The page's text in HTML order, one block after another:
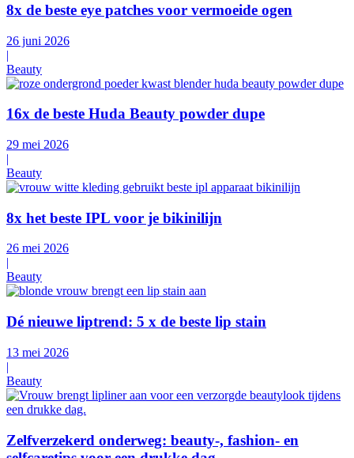
8x de beste eye patches voor vermoeide ogen
26 juni 2026
|
Beauty
16x de beste Huda Beauty powder dupe
29 mei 2026
|
Beauty
8x het beste IPL voor je bikinilijn
26 mei 2026
|
Beauty
Dé nieuwe liptrend: 5 x de beste lip stain
13 mei 2026
|
Beauty
Zelfverzekerd onderweg: beauty-, fashion- en